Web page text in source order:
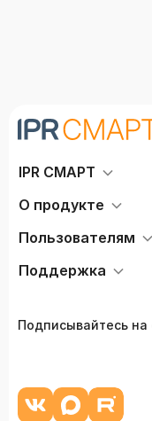
IPR СМАРТ
О продукте
Пользователям
Поддержка
Подписывайтесь на